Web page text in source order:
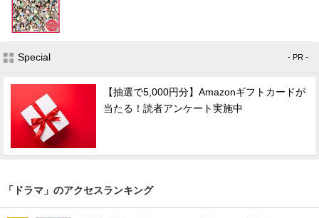
Special - PR -
【抽選で5,000円分】Amazonギフトカードが
当たる！読者アンケート実施中
「ドラマ」のアクセスランキング